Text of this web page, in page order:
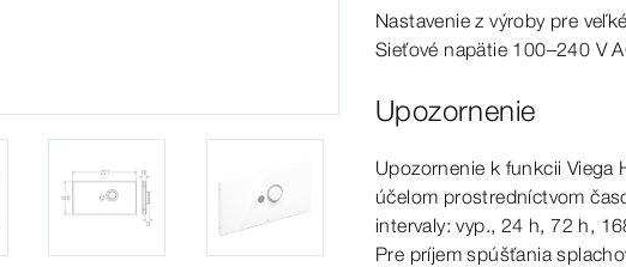
Nastavenie zvýrobypre veľké
Sieťové napätie 100–240 V
Upozornenie
Upozornenie k funkcii Viega
účelom prostredníctvom
intervaly: vyp., 24 h, 72 h,
Pre príjem spúšťania